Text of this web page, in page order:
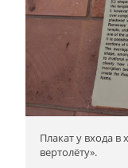
Плакат у входа
вертолёту».